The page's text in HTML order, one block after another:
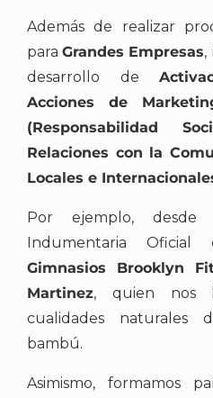
Además de realizar
paraGrandes Empresas,
desarrollo de
Acciones de
(Responsabilidad
Relaciones con la
Locales e
Por ejemplo, desde
Indumentaria
Gimnasios Brooklyn
Martinez, quien nos
cualidades naturales
bambú.
Asimismo, formamos